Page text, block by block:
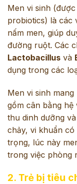
Men vi sinh
probiotics) là các
nấm men, giúp
đường ruột. Các
Lactobacillus và
dụng trong các
Men vi sinh
gồm cân bằng
thu dinh dưỡng
chảy, vi khuẩn
trọng, lúc này
trong việc phòng
2. Trẻ bị tiêu